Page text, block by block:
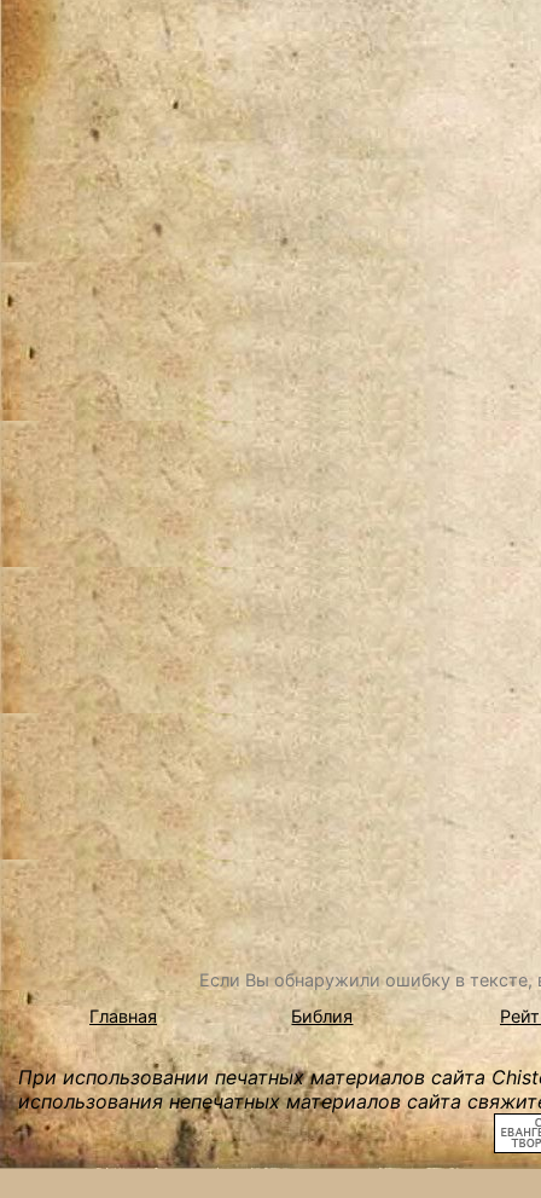
Если Вы обнаружили ошибку в
Главная
Библия
При использовании печатных материалов сайта
использования непечатных материалов сайта